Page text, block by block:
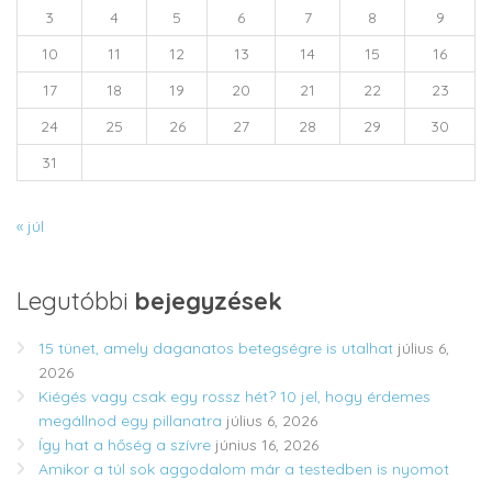
3
4 5 6 7 8
9
10
11 12 13 14 15
16
17
18 19 20 21 22
23
24
25 26 27 28 29
30
31
« júl
Legutóbbi bejegyzések
15 tünet, amely daganatos betegségre is utalhat július 6,
2026
Kiégés vagy csak egy rossz hét? 10 jel, hogy érdemes
megállnod egy pillanatra július 6, 2026
Így hat a hőség a szívre június 16, 2026
Amikor a túl sok aggodalom már a testedben is nyomot